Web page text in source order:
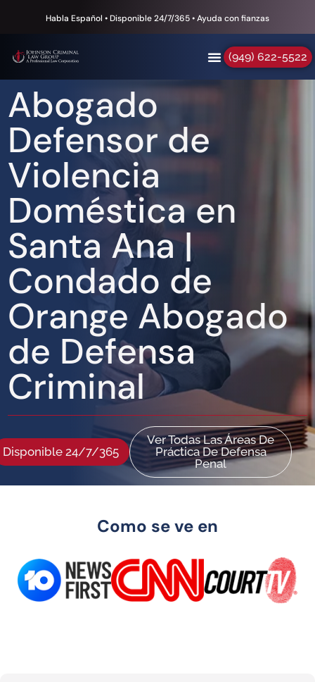
Habla Español • Disponible 24/7/365 • Ayuda con fianzas
(949) 622-5522
Abogado
Defensor de
Violencia
Doméstica en
Santa Ana |
Condado de
Orange Abogado
de Defensa
Criminal
Disponible 24/7/365
Ver Todas Las Áreas De
Práctica De Defensa
Penal
Como se ve en